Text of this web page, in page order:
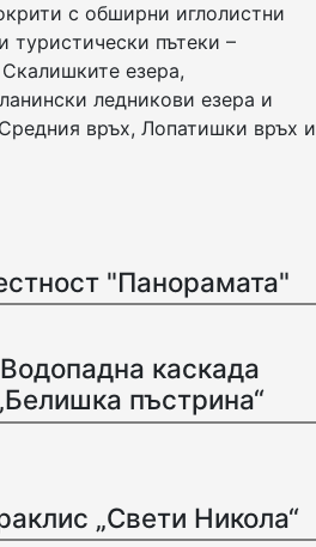
с обширни иглолистни
туристически пътеки –
езера,
ледникови езера и
връх, Лопатишки връх и
"Панорамата"
Водопадна каскада
пъстрина“
„Свети Никола“